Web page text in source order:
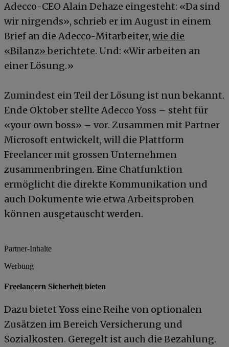
Adecco-CEO Alain Dehaze eingesteht: «Da sind
wir nirgends», schrieb er im August in einem
Brief an die Adecco-Mitarbeiter, wie die
«Bilanz» berichtete. Und: «Wir arbeiten an
einer Lösung.»
Zumindest ein Teil der Lösung ist nun bekannt.
Ende Oktober stellte Adecco Yoss – steht für
«your own boss» – vor. Zusammen mit Partner
Microsoft entwickelt, will die Plattform
Freelancer mit grossen Unternehmen
zusammenbringen. Eine Chatfunktion
ermöglicht die direkte Kommunikation und
auch Dokumente wie etwa Arbeitsproben
können ausgetauscht werden.
Partner-Inhalte
Werbung
Freelancern Sicherheit bieten
Dazu bietet Yoss eine Reihe von optionalen
Zusätzen im Bereich Versicherung und
Sozialkosten. Geregelt ist auch die Bezahlung.